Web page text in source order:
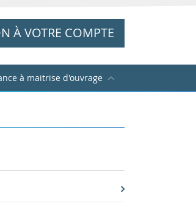
À VOTRE COMPTE
à maitrise d'ouvrage